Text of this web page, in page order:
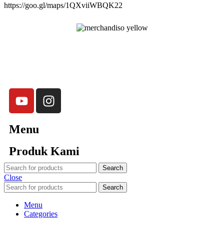
https://goo.gl/maps/1QXviiWBQK22
Menu
Produk Kami
Search
Close
Search
Menu
Categories